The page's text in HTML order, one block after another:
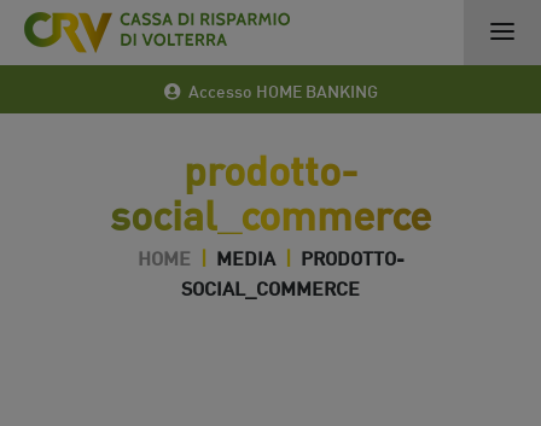
Accesso HOME BANKING
prodotto-
social_commerce
HOME | MEDIA | PRODOTTO-
SOCIAL_COMMERCE